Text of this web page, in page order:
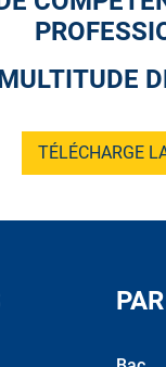
TÉLÉCHARGE